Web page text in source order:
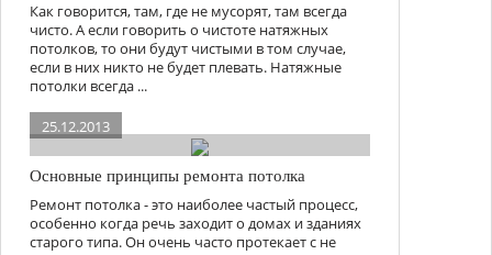
Как говорится, там, где не мусорят, там всегда
чисто. А если говорить о чистоте натяжных
потолков, то они будут чистыми в том случае,
если в них никто не будет плевать. Натяжные
потолки всегда ...
25.12.2013
Основные принципы ремонта потолка
Ремонт потолка - это наиболее частый процесс,
особенно когда речь заходит о домах и зданиях
старого типа. Он очень часто протекает с не